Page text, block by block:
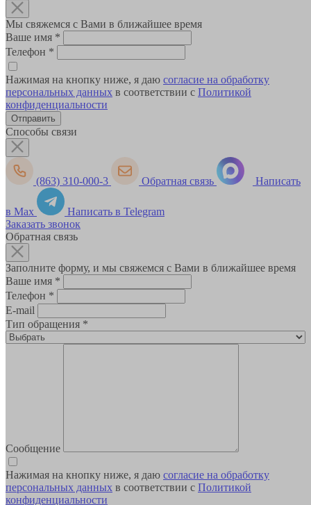
Мы свяжемся с Вами в ближайшее время
Ваше имя *
Телефон *
Нажимая на кнопку ниже, я даю согласие на обработку
персональных данных в соответствии с Политикой
конфиденциальности
Способы связи
(863) 310-000-3 Обратная связь Написать
в Max
Написать в Telegram
Заказать звонок
Обратная связь
Заполните форму, и мы свяжемся с Вами в ближайшее время
Ваше имя *
Телефон *
E-mail
Тип обращения *
Сообщение
Нажимая на кнопку ниже, я даю согласие на обработку
персональных данных в соответствии с Политикой
конфиденциальности